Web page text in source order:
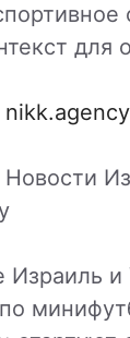
для
nikk.agency
и